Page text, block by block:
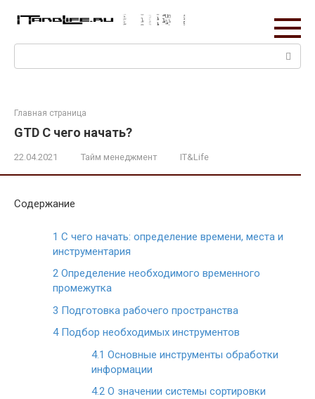
Поиск:
Главная страница
GTD С чего начать?
22.04.2021 Тайм менеджмент IT&Life
Содержание
1 С чего начать: определение времени, места и
инструментария
2 Определение необходимого временного
промежутка
3 Подготовка рабочего пространства
4Подбор необходимых инструментов
4.1 Основные инструменты обработки
информации
4.2 О значении системы сортировки